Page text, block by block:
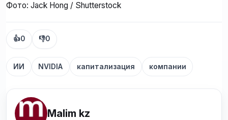
Фото: Jack Hong / Shutterstock
👍0 👎0
ИИ NVIDIA капитализация компании
Malim kz